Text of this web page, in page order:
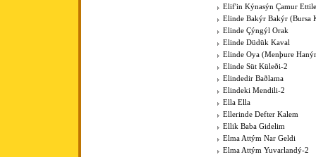
Elif'in Kýnasýn Çamur
Elinde Bakýr Bakýr (Bursa
Elinde Çýngýl Orak
Elinde Düdük Kaval
Elinde Oya (Menþure
Elinde Süt Küleði-2
Elindedir Baðlama
Elindeki Mendili-2
Ella Ella
Ellerinde Defter Kalem
Ellik Baba Gidelim
Elma Attým Nar Geldi
Elma Attým Yuvarlandý-2